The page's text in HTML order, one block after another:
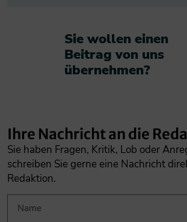
Sie wollen einen
Beitrag von uns
übernehmen?​
Ihre Nachricht an die
Sie haben Fragen, Kritik, Lob oder
schreiben Sie gerne eine Nachricht
Redaktion.